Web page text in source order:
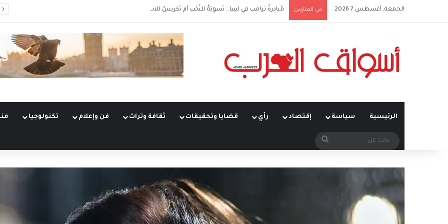
الجمعة, أغسطس 7 2026 في العناوين مُبادرةُ ترامب في ليبيا… تَسوِيَةٌ للنُخَب أم تَكريسٌ للانقسام؟
الرئيسية سياسة إقتصاد رأي قضايا وتحقيقات ثقافة وتراث فن وإعلام تكنولوجيا
بحث